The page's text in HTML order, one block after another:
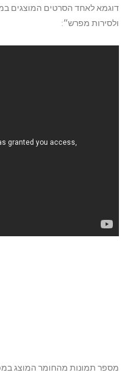
דוגמא לאחד הסרטים המוצגים
ולסירות מפרש״:
מספר תמונות מהחומר המוצג